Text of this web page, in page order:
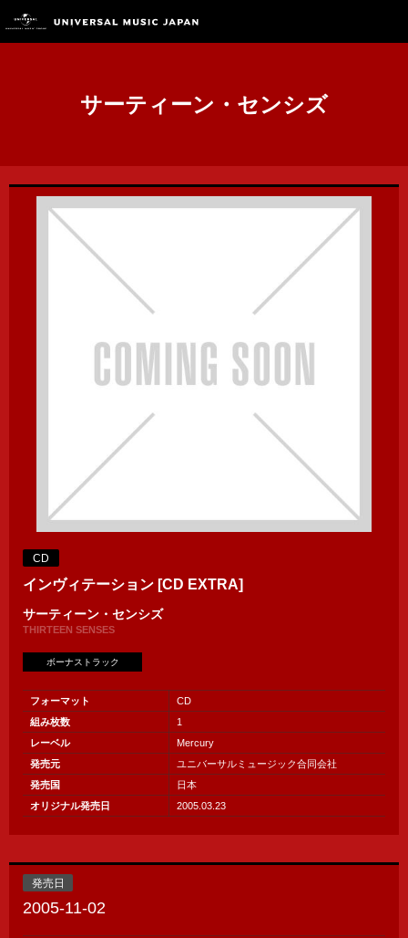
サーティーン・センシズ
CD
インヴィテーション [CD EXTRA]
サーティーン・センシズ
THIRTEEN SENSES
ボーナストラック
フォーマット
CD
組み枚数
1
レーベル
Mercury
発売元
ユニバーサルミュージック合同会社
発売国
日本
オリジナル発売日
2005.03.23
発売日
2005-11-02